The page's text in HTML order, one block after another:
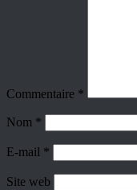
Commentaire *
Nom *
E-mail *
Site web